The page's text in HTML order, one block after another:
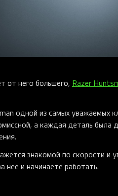
от него большего, Razer
одной из самых уважаемых
а каждая деталь была
знакомой по скорости и
нее и начинаете работать.